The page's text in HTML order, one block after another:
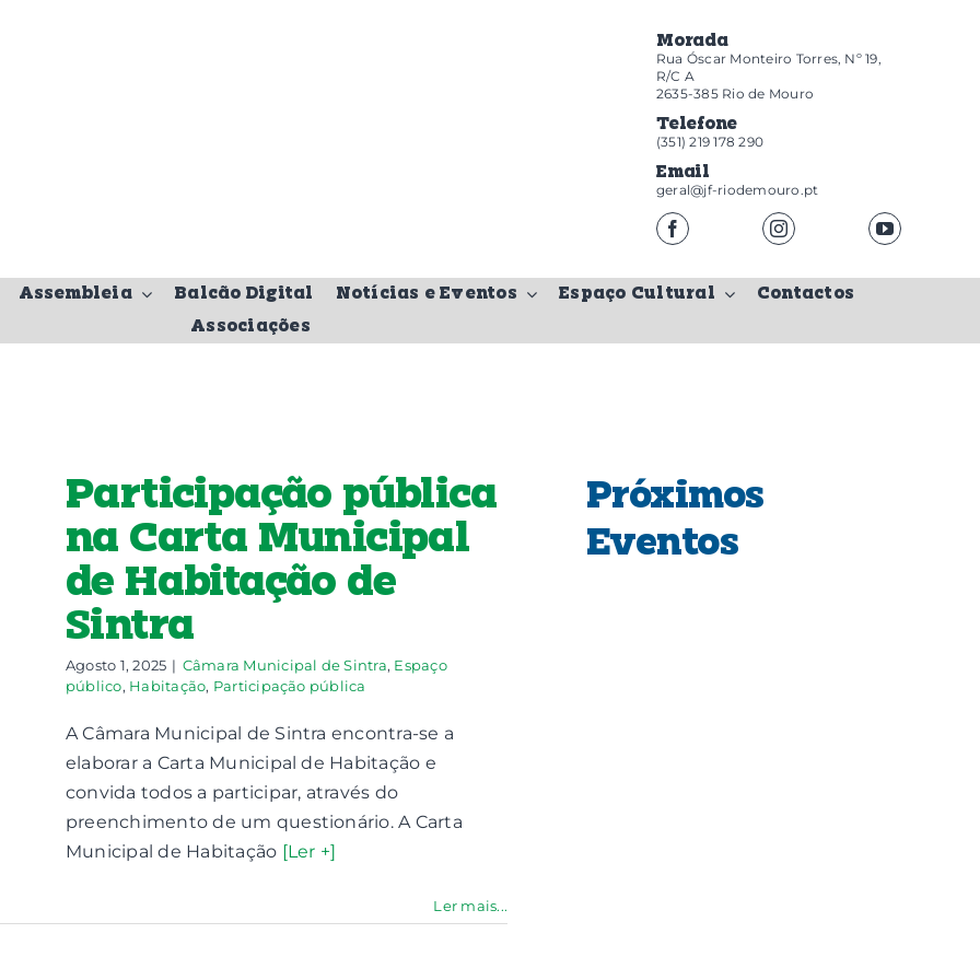
Morada
Rua Óscar Monteiro Torres, Nº 19,
R/C A
2635-385 Rio de Mouro
Telefone
(351) 219 178 290
Email
geral@jf-riodemouro.pt
Assembleia Balcão Digital Notícias e Eventos Espaço Cultural
Contactos
Associações
Participação pública
na Carta Municipal
de Habitação de
Sintra
Agosto 1, 2025 | Câmara Municipal de Sintra, Espaço
público, Habitação, Participação pública
A Câmara Municipal de Sintra encontra-se a
elaborar a Carta Municipal de Habitação e
convida todos a participar, através do
preenchimento de um questionário. A Carta
Municipal de Habitação [Ler +]
Ler mais...
Próximos
Eventos